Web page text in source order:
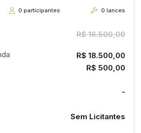
0 participantes 0 lances
R$ 16.500,00
R$ 18.500,00
R$ 500,00
-
Sem Licitantes